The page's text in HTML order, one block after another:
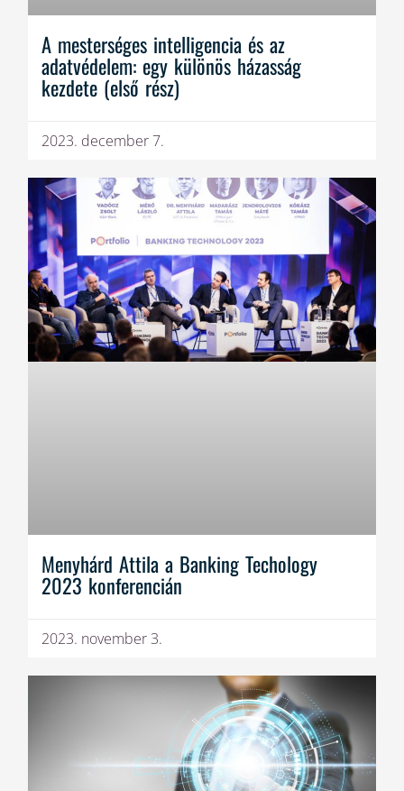
A mesterséges intelligencia és az
adatvédelem: egy különös házasság
kezdete (első rész)
2023. december 7.
Menyhárd Attila a Banking Techology
2023 konferencián
2023. november 3.